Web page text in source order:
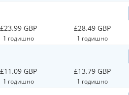
£23.99 GBP
1 годишно
£28.49 GBP
1 годишно
£11.09 GBP
1 годишно
£13.79 GBP
1 годишно